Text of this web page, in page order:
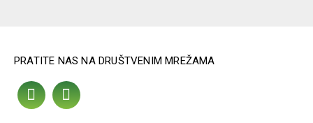
PRATITE NAS NA DRUŠTVENIM MREŽAMA